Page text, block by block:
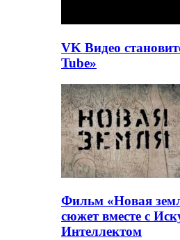
VK Видео
Tube»
Фильм «Новая
сюжет вместе с
Интеллектом